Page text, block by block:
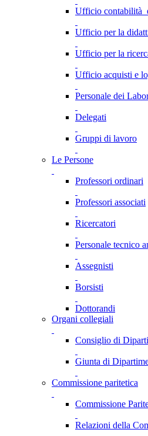
Ufficio contabilità
Ufficio per la
Ufficio per la
Ufficio acquisti e
Personale dei
Delegati
Gruppi di lavoro
Le Persone
Professori ordinari
Professori associati
Ricercatori
Personale tecnico
Assegnisti
Borsisti
Dottorandi
Organi collegiali
Consiglio di
Giunta di
Commissione paritetica
Commissione
Relazioni della